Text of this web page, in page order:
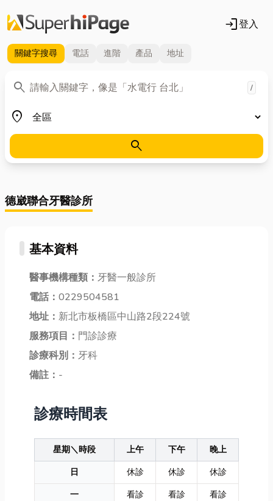
login登入
關鍵字搜尋 電話 進階 產品 地址
search
關鍵字 /
place
地區
search
德崴聯合牙醫診所
基本資料
醫事機構種類： 牙醫一般診所
電話： 0229504581
地址： 新北市板橋區中山路2段224號
服務項目： 門診診療
診療科別： 牙科
備註： -
診療時間表
星期＼時段 上午 下午
晚上
日
休診 休診
休診
一
看診 看診
看診